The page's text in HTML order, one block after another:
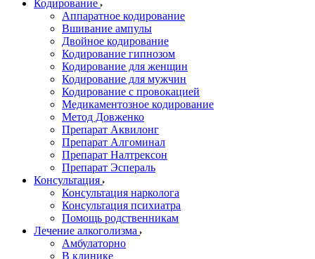
Кодирование
Аппаратное кодирование
Вшивание ампулы
Двойное кодирование
Кодирование гипнозом
Кодирование для женщин
Кодирование для мужчин
Кодирование с провокацией
Медикаментозное кодирование
Метод Довженко
Препарат Аквилонг
Препарат Алгоминал
Препарат Налтрексон
Препарат Эспераль
Консультация
Консультация нарколога
Консультация психиатра
Помощь родственникам
Лечение алкоголизма
Амбулаторно
В клинике